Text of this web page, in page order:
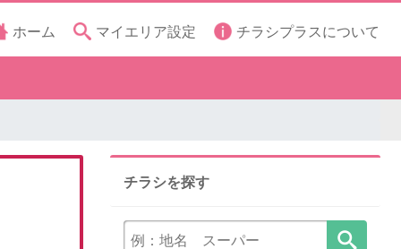
ホーム マイエリア設定 チラシプラスについて
チラシを探す